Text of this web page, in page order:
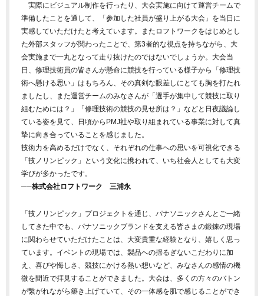
実際にビジュアル制作を行ったり、大会実施に向けて運営チームで
準備したことを通して、「参加した社員が盛り上がる大会」を当日に
実感していただけたと考えています。またロフトワークをはじめとし
た外部スタッフが関わったことで、第3者的な視点を持ちながら、大
会実施まで一丸となって走り抜けたのではないでしょうか。 大会当
日、修理技術員の皆さんが懸命に競技を行っている様子から「修理技
術へ懸ける思い」はもちろん、その真剣な眼差しにとても胸を打たれ
ましたし、また運営チームのみなさんが「選手が集中して競技に取り
組むためには？」「修理技術の競技の見せ所は？」などと日夜議論し
ている姿を見て、日頃からPMJ社や取り組まれている事業に対して真
摯に向き合っていることを感じました。
技術力を高めるだけでなく、それぞれの仕事への思いを可視化できる
「技ノリンピック」という文化に携われて、いち社会人としても大変
学びが多かったです。
──株式会社ロフトワーク 三浦永
「技ノリンピック」プロジェクトを通じ、パナソニックさんとご一緒
してきた中でも、パナソニックブランドを支える皆さまの鍛錬の現場
に関わらせていただけたことは、大変貴重な経験となり、嬉しく思っ
ています。イベントの現場では、製品への揺るぎないこだわりに加
え、喜びや悔しさ、競技にかける熱い想いなど、みなさんの感情の機
微を間近で拝見することができました。大会は、多くの方々のバトン
が繋がれながら築き上げていて、その一体感を肌で感じることができ